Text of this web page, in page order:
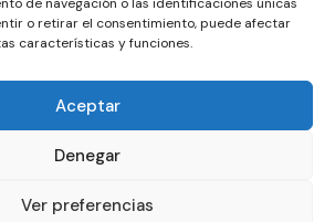
o retirar el consentimiento, puede afectar
características y funciones.
Aceptar
Denegar
Ver preferencias
de Paco Prieto